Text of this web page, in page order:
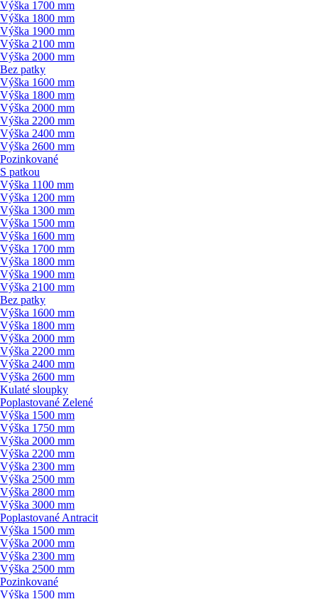
Výška 1700 mm
Výška 1800 mm
Výška 1900 mm
Výška 2100 mm
Výška 2000 mm
Bez patky
Výška 1600 mm
Výška 1800 mm
Výška 2000 mm
Výška 2200 mm
Výška 2400 mm
Výška 2600 mm
Pozinkované
S patkou
Výška 1100 mm
Výška 1200 mm
Výška 1300 mm
Výška 1500 mm
Výška 1600 mm
Výška 1700 mm
Výška 1800 mm
Výška 1900 mm
Výška 2100 mm
Bez patky
Výška 1600 mm
Výška 1800 mm
Výška 2000 mm
Výška 2200 mm
Výška 2400 mm
Výška 2600 mm
Kulaté sloupky
Poplastované Zelené
Výška 1500 mm
Výška 1750 mm
Výška 2000 mm
Výška 2200 mm
Výška 2300 mm
Výška 2500 mm
Výška 2800 mm
Výška 3000 mm
Poplastované Antracit
Výška 1500 mm
Výška 2000 mm
Výška 2300 mm
Výška 2500 mm
Pozinkované
Výška 1500 mm